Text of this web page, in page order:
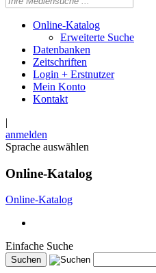
Online-Katalog
Erweiterte Suche
Datenbanken
Zeitschriften
Login + Erstnutzer
Mein Konto
Kontakt
|
anmelden
Sprache auswählen
Online-Katalog
Online-Katalog
Einfache Suche